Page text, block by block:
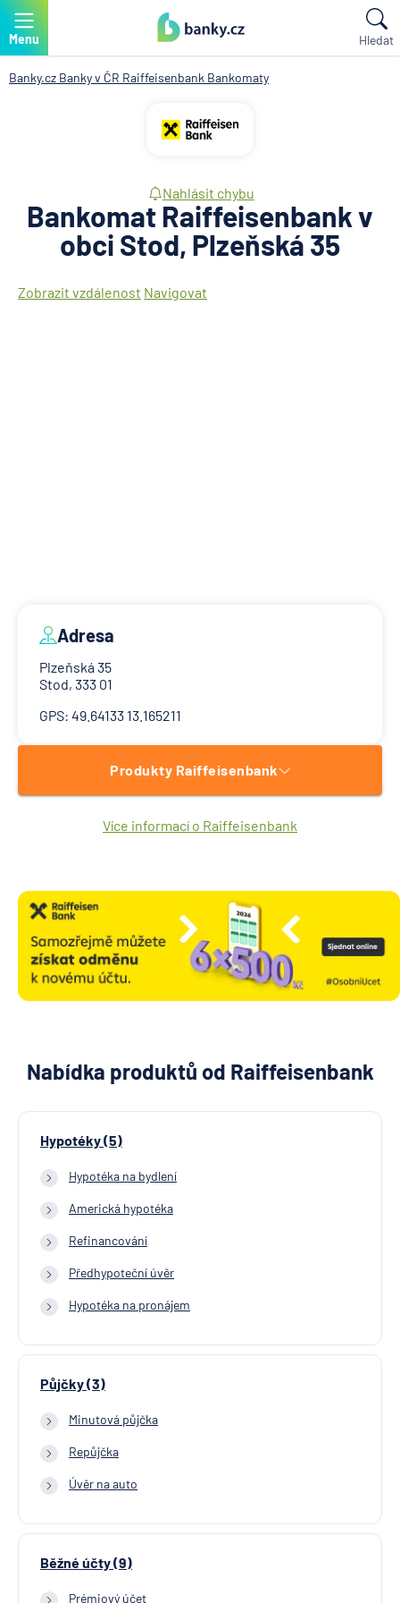
Menu Hledat
Banky.cz Banky v ČR Raiffeisenbank Bankomaty
Nahlásit chybu
Bankomat Raiffeisenbank v
obci Stod, Plzeňská 35
Zobrazit vzdálenost Navigovat
Adresa
Plzeňská 35
Stod, 333 01
GPS: 49.64133 13.165211
Produkty Raiffeisenbank
Více informací o Raiffeisenbank
Nabídka produktů od Raiffeisenbank
Hypotéky (5)
Hypotéka na bydlení
Americká hypotéka
Refinancování
Předhypoteční úvěr
Hypotéka na pronájem
Půjčky (3)
Minutová půjčka
Repůjčka
Úvěr na auto
Běžné účty (9)
Prémiový účet